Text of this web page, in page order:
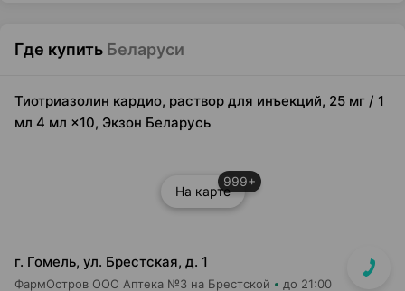
Где купить Беларуси
Тиотриазолин кардио, раствор для инъекций, 25 мг / 1
мл 4 мл ×10, Экзон Беларусь
На карте
999+
г. Гомель, ул. Брестская, д. 1
ФармОстров ООО Аптека №3 на Брестской до 21:00